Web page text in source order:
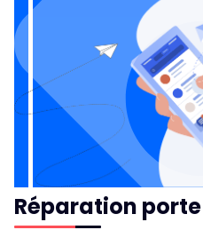
Réparation